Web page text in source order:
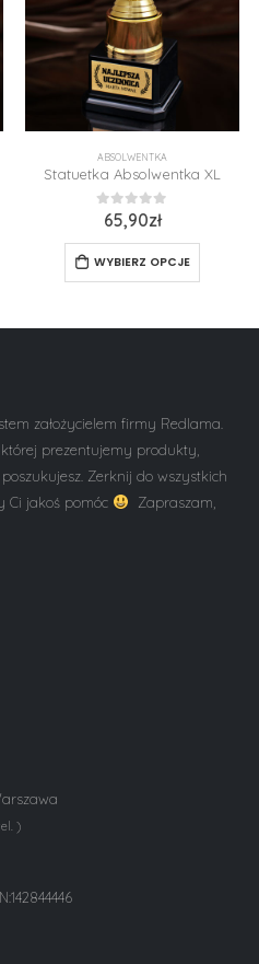
ABSOLWENTKA
Statuetka Absolwentka XL
z 5
65,90zł
WYBIERZ OPCJE
założycielem firmy Redlama.
prezentujemy produkty,
Zerknij do wszystkich
Ci jakoś pomóc
Zapraszam,
)